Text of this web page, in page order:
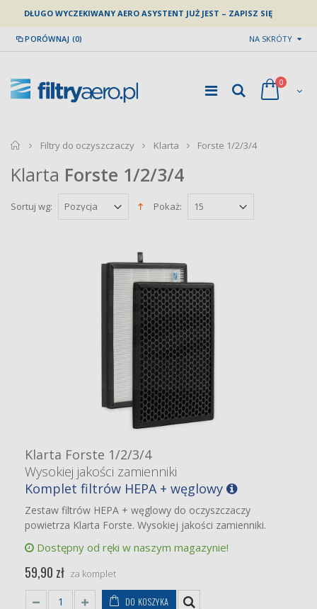
DŁUGO WYCZEKIWANY AERO ASYSTENT JUŻ JEST – ZAPISZ SIĘ
PORÓWNAJ (0) NA SKRÓTY
0
home
Filtry do oczyszczaczy Klarta Forste 1/2/3/4
Klarta Forste 1/2/3/4
Sortuj wg: Pokaż:
Klarta Forste 1/2/3/4
Wysokiej jakości zamienniki
Komplet filtrów HEPA + węglowy
Zestaw filtrów HEPA + węglowy do oczyszczaczy
powietrza Klarta Forste. Wysokiej jakości zamienniki.
Dostępny od ręki w naszym magazynie!
59,90 zł za komplet
DO KOSZYKA